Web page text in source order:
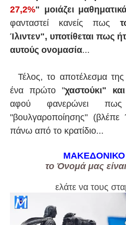
27,2%" μοιάζει
φανταστεί κανείς πως
Ίλιντεν", υποτίθεται πως
αυτούς ονομασία...
Τέλος, το αποτέλεσμα
ένα πρώτο "χαστούκι"
αφού φανερώνει
"βουλγαροποίησης" (βλέπε
πάνω από το κρατίδιο...
το Όνομά μας
ελάτε να τους